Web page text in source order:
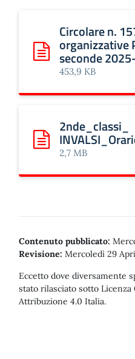
Scarica: Circolare n.
Circolare n.
organizzative
seconde
453,9 KB
Scarica: 2nde_classi_
2nde_classi_
2,7 MB
Contenuto pubblicato:
Revisione: Mercoledì 29
Eccetto dove diversamente
stato rilasciato sotto Licenza
Attribuzione 4.0 Italia.